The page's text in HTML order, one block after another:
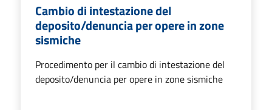
Cambio di intestazione del
deposito/denuncia per opere in zone
sismiche
Procedimento per il cambio di intestazione del
deposito/denuncia per opere in zone sismiche